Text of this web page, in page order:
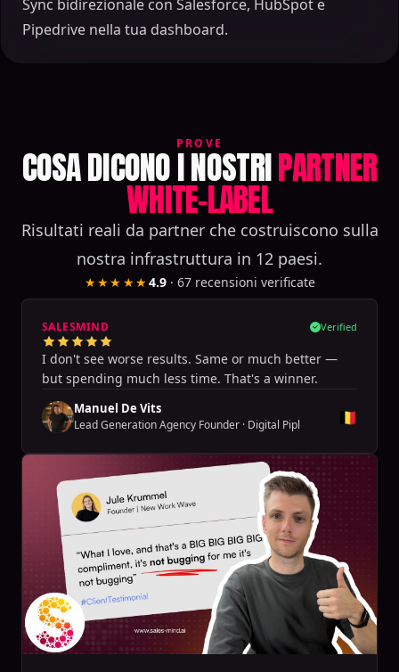
Sync bidirezionale con Salesforce, HubSpot e
Pipedrive nella tua dashboard.
PROVE
COSA DICONO I NOSTRIPARTNER
WHITE-LABEL
Risultati reali da partner che costruiscono sulla
nostra infrastruttura in 12 paesi.
★★★★★4.9· 67 recensioni verificate
SALESMIND Verified
I don't see worse results. Same or much better —
but spending much less time. That's a winner.
Manuel De Vits
Lead Generation Agency Founder · Digital Pipl 🇧🇪